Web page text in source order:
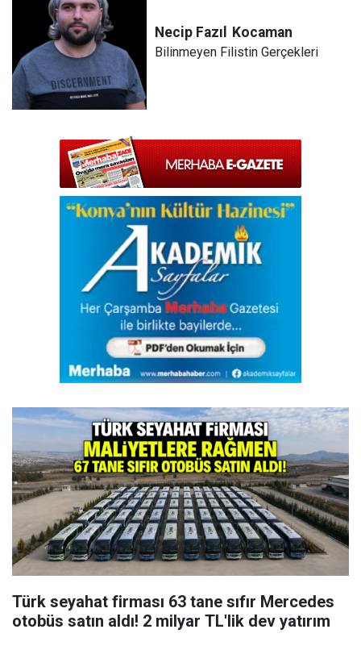
Necip Fazıl Kocaman
Bilinmeyen Filistin Gerçekleri
Türk seyahat firması 63 tane sıfır Mercedes
otobüs satın aldı! 2 milyar TL'lik dev yatırım